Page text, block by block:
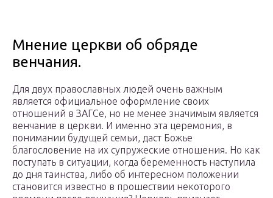
Мнение церкви об обряде
венчания.
Для двух православных людей очень важным
является официальное оформление своих
отношений в ЗАГСе, но не менее значимым является
венчание в церкви. И именно эта церемония, в
понимании будущей семьи, даст Божье
благословение на их супружеские отношения. Но как
поступать в ситуации, когда беременность наступила
до дня таинства, либо об интересном положении
становится известно в прошествии некоторого